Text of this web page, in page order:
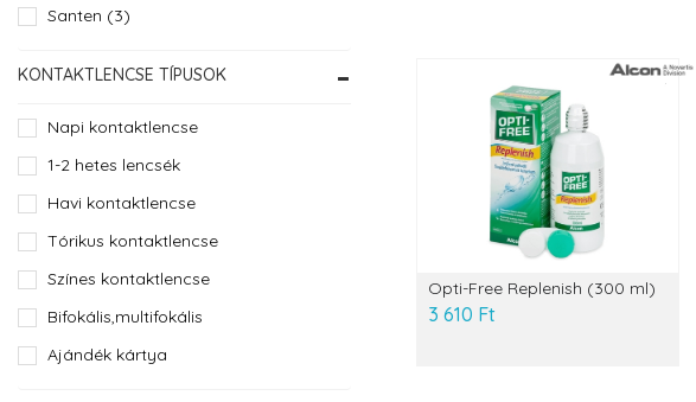
Santen (3)
KONTAKTLENCSE TÍPUSOK
Napi kontaktlencse
1-2 hetes lencsék
Havi kontaktlencse
Tórikus kontaktlencse
Színes kontaktlencse
Bifokális,multifokális
Ajándék kártya
Opti-Free Replenish (300 ml)
3 610 Ft